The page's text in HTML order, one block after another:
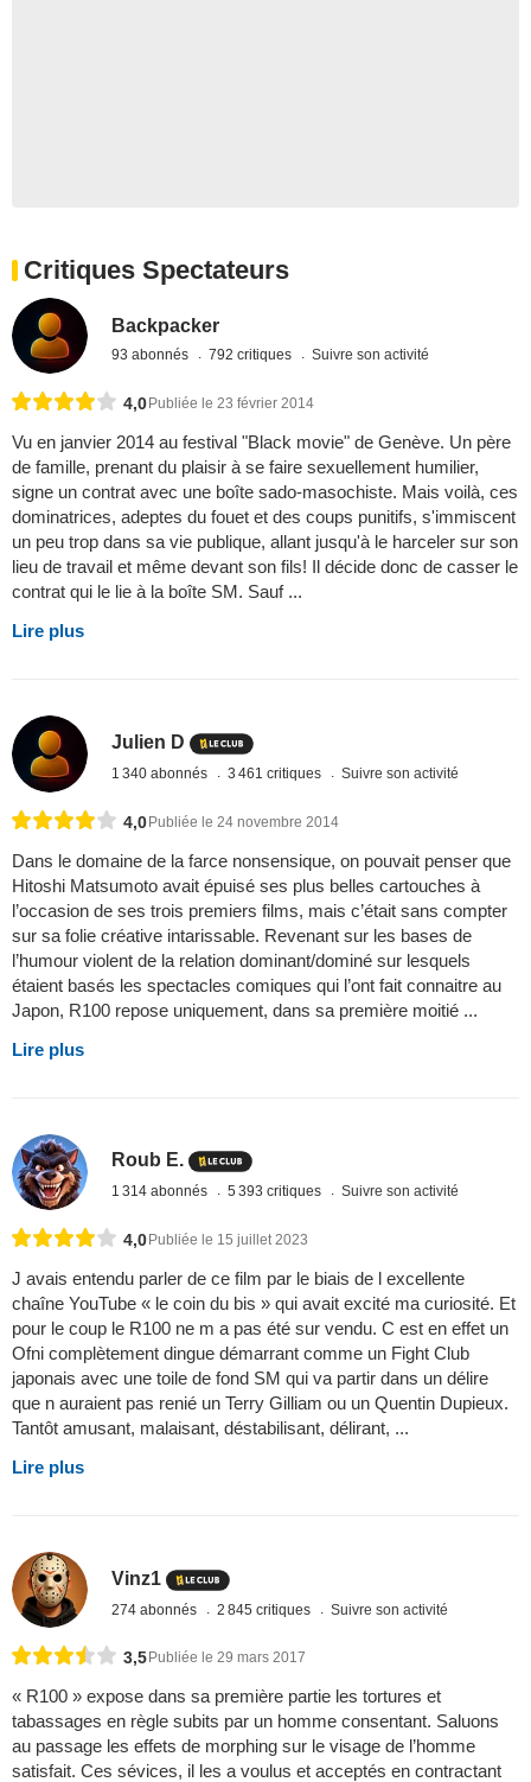
Critiques Spectateurs
Backpacker
93 abonnés 792 critiques Suivre son activité
4,0 Publiée le 23 février 2014
Vu en janvier 2014 au festival "Black movie" de Genève. Un père
de famille, prenant du plaisir à se faire sexuellement humilier,
signe un contrat avec une boîte sado-masochiste. Mais voilà, ces
dominatrices, adeptes du fouet et des coups punitifs, s'immiscent
un peu trop dans sa vie publique, allant jusqu'à le harceler sur son
lieu de travail et même devant son fils! Il décide donc de casser le
contrat qui le lie à la boîte SM. Sauf ...
Lire plus
Julien D
1 340 abonnés 3 461 critiques Suivre son activité
4,0Publiée le 24 novembre 2014
Dans le domaine de la farce nonsensique, on pouvait penser que
Hitoshi Matsumoto avait épuisé ses plus belles cartouches à
l’occasion de ses trois premiers films, mais c’était sans compter
sur sa folie créative intarissable. Revenant sur les bases de
l’humour violent de la relation dominant/dominé sur lesquels
étaient basés les spectacles comiques qui l’ont fait connaitre au
Japon, R100 repose uniquement, dans sa première moitié ...
Lire plus
Roub E.
1 314 abonnés 5 393 critiques Suivre son activité
4,0 Publiée le 15 juillet 2023
J avais entendu parler de ce film par le biais de l excellente
chaîne YouTube « le coin du bis » qui avait excité ma curiosité. Et
pour le coup le R100 ne m a pas été sur vendu. C est en effet un
Ofni complètement dingue démarrant comme un Fight Club
japonais avec une toile de fond SM qui va partir dans un délire
que n auraient pas renié un Terry Gilliam ou un Quentin Dupieux.
Tantôt amusant, malaisant, déstabilisant, délirant, ...
Lire plus
Vinz1
274 abonnés 2 845 critiques Suivre son activité
3,5 Publiée le 29 mars 2017
« R100 » expose dans sa première partie les tortures et
tabassages en règle subits par un homme consentant. Saluons
au passage les effets de morphing sur le visage de l’homme
satisfait. Ces sévices, il les a voulus et acceptés en contractant